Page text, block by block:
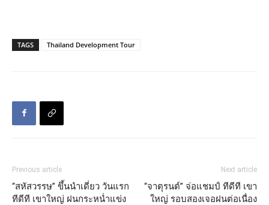
TAGS Thailand Development Tour
Previous article
“สหัสวรรษ” ขึ้นนำเดี่ยว วันแรก
ทีดีที เขาใหญ่ ฝนกระหน่ำแข่ง
Next article
“จาตุรนต์” จ่อแชมป์ ทีดีที เขา
ใหญ่ รอบสองเจอฝนต่อเนื่อง